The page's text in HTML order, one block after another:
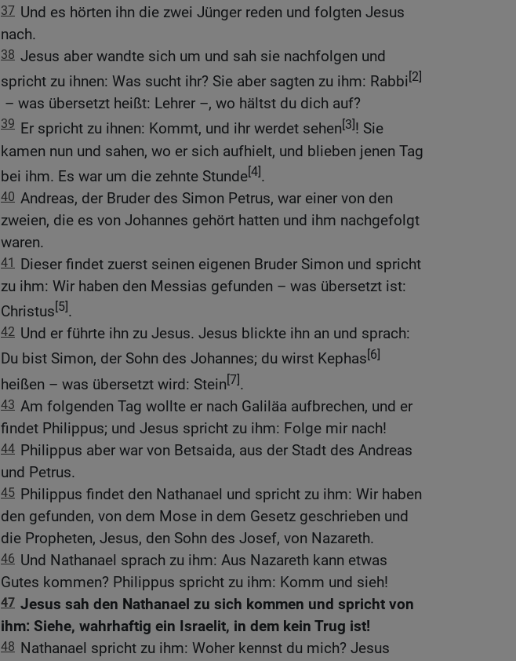
37 Und es hörten ihn die zwei Jünger reden und folgten Jesus
nach.
38 Jesus aber wandte sich um und sah sie nachfolgen und
spricht zu ihnen: Was sucht ihr? Sie aber sagten zu ihm: Rabbi [2]
– was übersetzt heißt: Lehrer –, wo hältst du dich auf?
39 Er spricht zu ihnen: Kommt, und ihr werdet sehen[3]! Sie
kamen nun und sahen, wo er sich aufhielt, und blieben jenen Tag
bei ihm. Es war um die zehnte Stunde[4].
40 Andreas, der Bruder des Simon Petrus, war einer von den
zweien, die es von Johannes gehört hatten und ihm nachgefolgt
waren.
41 Dieser findet zuerst seinen eigenen Bruder Simon und spricht
zu ihm: Wir haben den Messias gefunden – was übersetzt ist:
Christus[5].
42 Und er führte ihn zu Jesus. Jesus blickte ihn an und sprach:
Du bist Simon, der Sohn des Johannes; du wirst Kephas[6]
heißen – was übersetzt wird: Stein[7].
43 Am folgenden Tag wollte er nach Galiläa aufbrechen, und er
findet Philippus; und Jesus spricht zu ihm: Folge mir nach!
44 Philippus aber war von Betsaida, aus der Stadt des Andreas
und Petrus.
45 Philippus findet den Nathanael und spricht zu ihm: Wir haben
den gefunden, von dem Mose in dem Gesetz geschrieben und
die Propheten, Jesus, den Sohn des Josef, von Nazareth.
46 Und Nathanael sprach zu ihm: Aus Nazareth kann etwas
Gutes kommen? Philippus spricht zu ihm: Komm und sieh!
47 Jesus sah den Nathanael zu sich kommen und spricht von
ihm: Siehe, wahrhaftig ein Israelit, in dem kein Trug ist!
48 Nathanael spricht zu ihm: Woher kennst du mich? Jesus